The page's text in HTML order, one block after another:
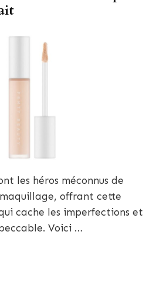
les héros méconnus de
offrant cette
cache les imperfections et
Voici …